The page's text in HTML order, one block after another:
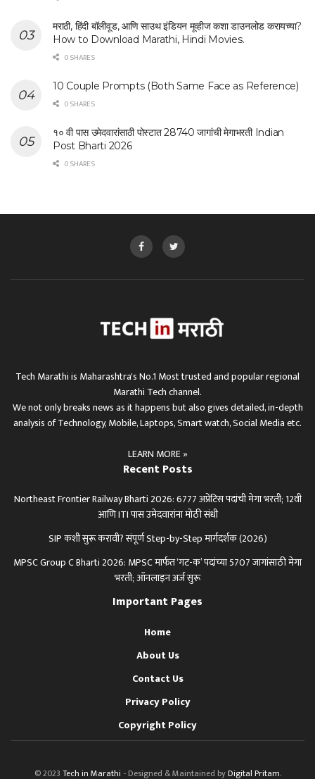
मराठी, हिंदी बॉलीवूड, आणि साउथ इंडियन मूव्हीज कशा डाउनलोड करायच्या?
How to Download Marathi, Hindi Movies.
0 SHARES
10 Couple Prompts (Both Same Face as Reference)
0 SHARES
१० वी पास उमेदवारांसाठी पोस्टात 28740 जागांची मेगाभरती Indian
Post Bharti 2026
0 SHARES
Tech Marathi is Maharashtra's No.1 Most trusted and popular regional
Marathi Tech channel.
We not only breaks news as it happens but also gives detailed, in-depth
analysis of Technology, Mobile, Laptops, Smart watch, Social Media etc.
LEARN MORE »
Recent Posts
Northeast Frontier Railway Bharti 2026: 6777 अप्रेंटिस पदांची मेगा भरती; 12वी
आणि ITI पास उमेदवारांना मोठी संधी
SIP कशी सुरू करावी? संपूर्ण Step-by-Step मार्गदर्शक (2026)
MPSC Group C Bharti 2026: MPSC मार्फत ‘गट-क’ पदांच्या 5707 जागांसाठी मेगा
भरती; ऑनलाइन अर्ज सुरू
Important Pages
Home
About Us
Contact Us
Privacy Policy
Copyright Policy
© 2023 Tech in Marathi - Designed & Maintained byDigital Pritam.